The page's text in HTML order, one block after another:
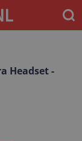
Headset -